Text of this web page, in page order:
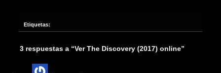
Etiquetas:
3 respuestas a “Ver The Discovery (2017) online”